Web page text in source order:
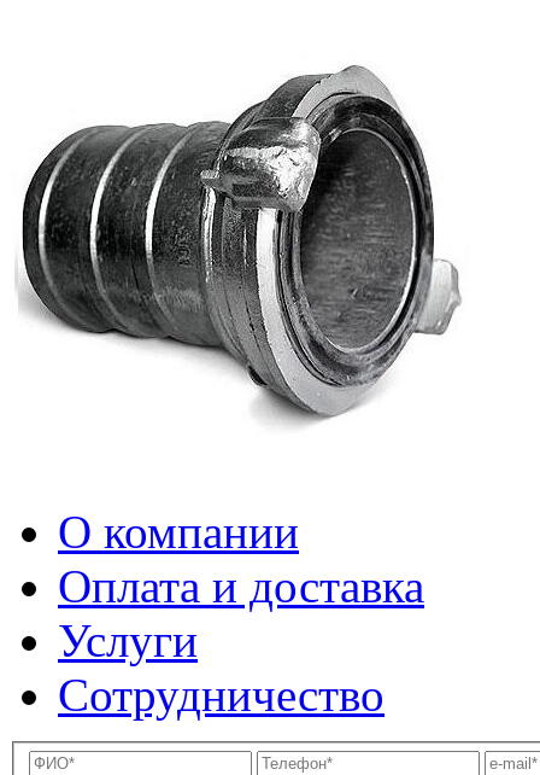
О компании
Оплата и доставка
Услуги
Сотрудничество